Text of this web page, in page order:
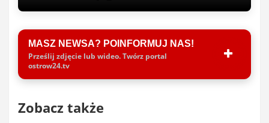
MASZ NEWSA? POINFORMUJ NAS!
Prześlij zdjęcie lub wideo. Twórz portal
ostrow24.tv
Zobacz także